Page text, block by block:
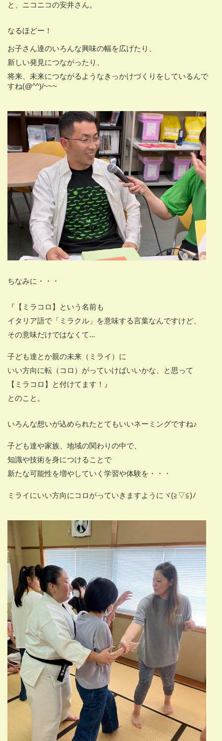
と、ニコニコの安井さん。
なるほどー！
お子さん達のいろんな興味の幅を広げたり、
新しい発見につながったり、
将来、未来につながるようなきっかけづくりをしているんで
すね(@^^)/~~~
ちなみに・・・
『【ミラコロ】という名前も
イタリア語で「ミラクル」を意味する言葉なんですけど、
その意味だけではなくて...
子ども達とか親の未来（ミライ）に
いい方向に転（コロ）がっていけばいいかな、と思って
【ミラコロ】と付けてます！』
とのこと。
いろんな想いが込められたとてもいいネーミングですね♪
子ども達や家族、地域の関わりの中で、
知識や技術を身につけることで
新たな可能性を増やしていく学習や体験を・・・
ミライにいい方向にコロがっていきますようにヾ(≧▽≦)ﾉ